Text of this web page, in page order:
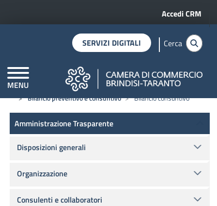
Menu
Accedi CRM
MENU
CAMERE DI COMMERCIO D'ITALIA
SERVIZI DIGITALI Cerca
Home Amministrazione trasparente
Bilanci
Bilancio preventivo e consuntivo
Bilancio consuntivo
Amministrazione Trasparente
Amministrazione Trasparente
Disposizioni generali
Organizzazione
Consulenti e collaboratori